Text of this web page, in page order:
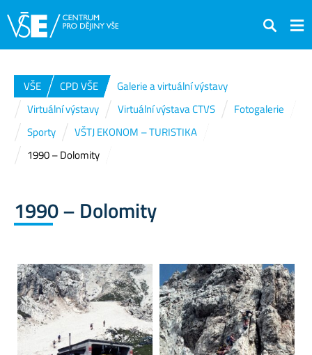
Hledat
VŠE CPD VŠE
Galerie a virtuální výstavy
Virtuální výstavy
Virtuální výstava CTVS
Fotogalerie
Sporty
VŠTJ EKONOM – TURISTIKA
1990 – Dolomity
1990 – Dolomity